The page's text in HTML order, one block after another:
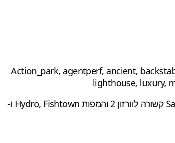
lighthouse, luxury,
Reality UK גם שיתפה עשרה צילומי מסך של Modern Warfare 2 והוסיפה שלפחות נראה שלמפת הגראנד פרי יש גם גרסת יום וגם לילה. Saba קשורה לוורזון 2 והמפות Hydro, Fishtown ו-